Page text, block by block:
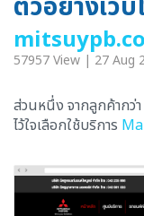
57957 View | 27 Aug
ส่วนหนึ่ง จากลูกค้ากว่
ไว้ใจเลือกใช้บริการ